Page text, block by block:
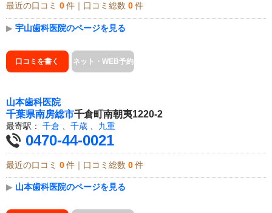
最近の口コミ 0 件｜口コミ総数 0 件
▶ 宇山歯科医院のページを見る
口コミを書く ネット・WEB予約
山本歯科医院
千葉県南房総市千倉町南朝夷1220-2
最寄駅： 千倉 千歳 九重
0470-44-0021
最近の口コミ 0 件｜口コミ総数 0 件
▶ 山本歯科医院のページを見る